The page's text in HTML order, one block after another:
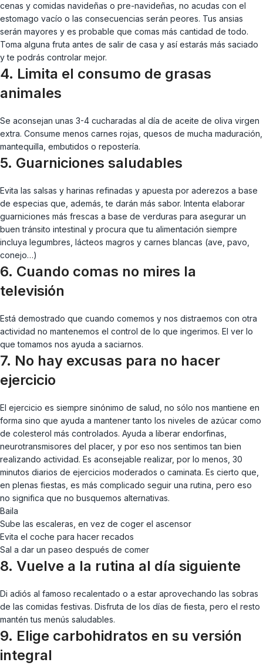
cenas y comidas navideñas o pre-navideñas, no acudas con el
estomago vacío o las consecuencias serán peores. Tus ansias
serán mayores y es probable que comas más cantidad de todo.
Toma alguna fruta antes de salir de casa y así estarás más saciado
y te podrás controlar mejor.
4. Limita el consumo de grasas
animales
Se aconsejan unas 3-4 cucharadas al día de aceite de oliva virgen
extra. Consume menos carnes rojas, quesos de mucha maduración,
mantequilla, embutidos o repostería.
5. Guarniciones saludables
Evita las salsas y harinas refinadas y apuesta por aderezos a base
de especias que, además, te darán más sabor. Intenta elaborar
guarniciones más frescas a base de verduras para asegurar un
buen tránsito intestinal y procura que tu alimentación siempre
incluya legumbres, lácteos magros y carnes blancas (ave, pavo,
conejo…)
6. Cuando comas no mires la
televisión
Está demostrado que cuando comemos y nos distraemos con otra
actividad no mantenemos el control de lo que ingerimos. El ver lo
que tomamos nos ayuda a saciarnos.
7. No hay excusas para no hacer
ejercicio
El ejercicio es siempre sinónimo de salud, no sólo nos mantiene en
forma sino que ayuda a mantener tanto los niveles de azúcar como
de colesterol más controlados. Ayuda a liberar endorfinas,
neurotransmisores del placer, y por eso nos sentimos tan bien
realizando actividad. Es aconsejable realizar, por lo menos, 30
minutos diarios de ejercicios moderados o caminata. Es cierto que,
en plenas fiestas, es más complicado seguir una rutina, pero eso
no significa que no busquemos alternativas.
Baila
Sube las escaleras, en vez de coger el ascensor
Evita el coche para hacer recados
Sal a dar un paseo después de comer
8. Vuelve a la rutina al día siguiente
Di adiós al famoso recalentado o a estar aprovechando las sobras
de las comidas festivas. Disfruta de los días de fiesta, pero el resto
mantén tus menús saludables.
9. Elige carbohidratos en su versión
integral